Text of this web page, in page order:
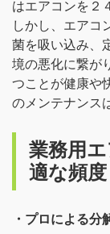
はエアコンを２
しかし、エアコ
菌を吸い込み、
境の悪化に繋が
つことが健康や
のメンテナンス
業務用
適な頻度
・プロによる分